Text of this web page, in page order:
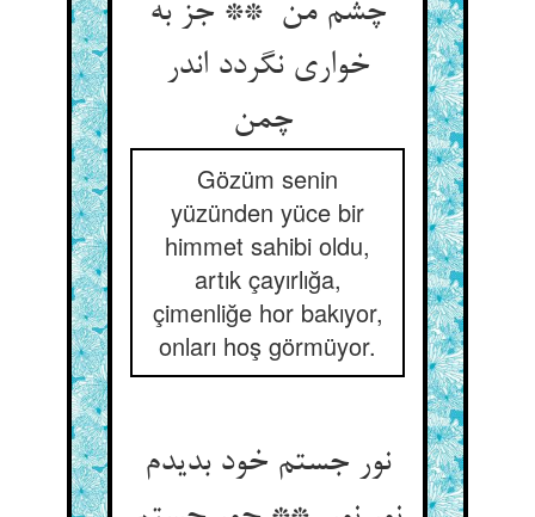
چشم من ** جز به
خواری نگردد اندر
Gözüm senin
yüzünden yüce bir
himmet sahibi oldu,
artık çayırlığa,
çimenliğe hor bakıyor,
onları hoş görmüyor.
نور جستم خود بدیدم